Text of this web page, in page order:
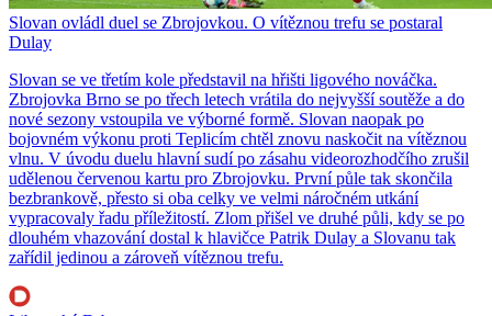
Slovan ovládl duel se Zbrojovkou. O vítěznou trefu se postaral
Dulay
Slovan se ve třetím kole představil na hřišti ligového nováčka.
Zbrojovka Brno se po třech letech vrátila do nejvyšší soutěže a do
nové sezony vstoupila ve výborné formě. Slovan naopak po
bojovném výkonu proti Teplicím chtěl znovu naskočit na vítěznou
vlnu. V úvodu duelu hlavní sudí po zásahu videorozhodčího zrušil
udělenou červenou kartu pro Zbrojovku. První půle tak skončila
bezbrankově, přesto si oba celky ve velmi náročném utkání
vypracovaly řadu příležitostí. Zlom přišel ve druhé půli, kdy se po
dlouhém vhazování dostal k hlavičce Patrik Dulay a Slovanu tak
zařídil jedinou a zároveň vítěznou trefu.